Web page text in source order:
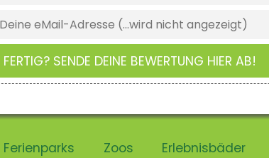
FERTIG? SENDE DEINE BEWERTUNG HIER AB!
Ferienparks Zoos Erlebnisbäder